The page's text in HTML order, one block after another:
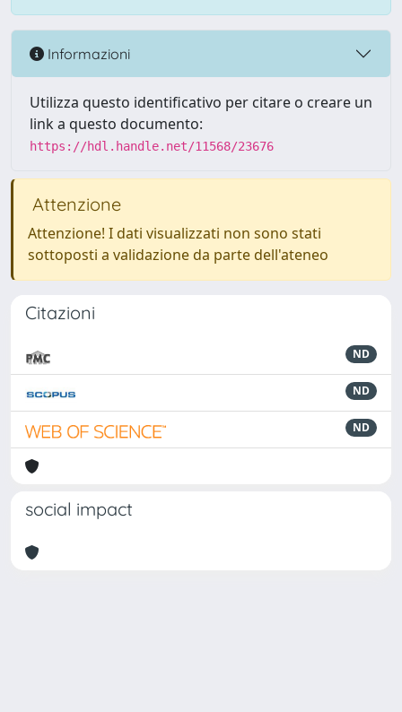
Informazioni
Utilizza questo identificativo per citare o creare un
link a questo documento:
https://hdl.handle.net/11568/23676
Attenzione
Attenzione! I dati visualizzati non sono stati
sottoposti a validazione da parte dell'ateneo
Citazioni
ND
ND
ND
social impact